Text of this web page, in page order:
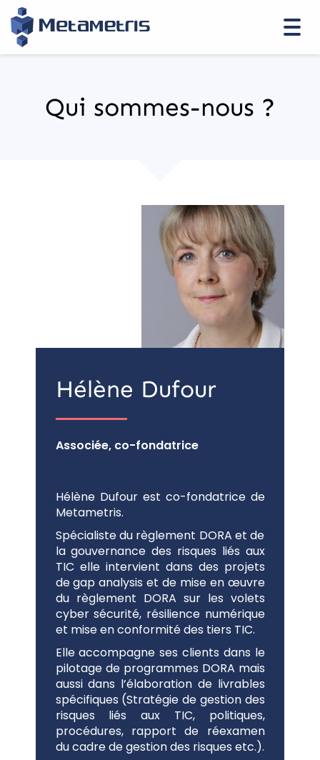
Qui sommes-nous ?
Hélène Dufour
Associée, co-fondatrice
Hélène Dufour est co-fondatrice de
Metametris.
Spécialiste du règlement DORA et de
la gouvernance des risques liés aux
TIC elle intervient dans des projets
de gap analysis et de mise en œuvre
du règlement DORA sur les volets
cyber sécurité, résilience numérique
et mise en conformité des tiers TIC.
Elle accompagne ses clients dans le
pilotage de programmes DORA mais
aussi dans l’élaboration de livrables
spécifiques (Stratégie de gestion des
risques liés aux TIC, politiques,
procédures, rapport de réexamen
du cadre de gestion des risques etc.).